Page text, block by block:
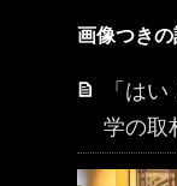
画像つき
「は
学の取